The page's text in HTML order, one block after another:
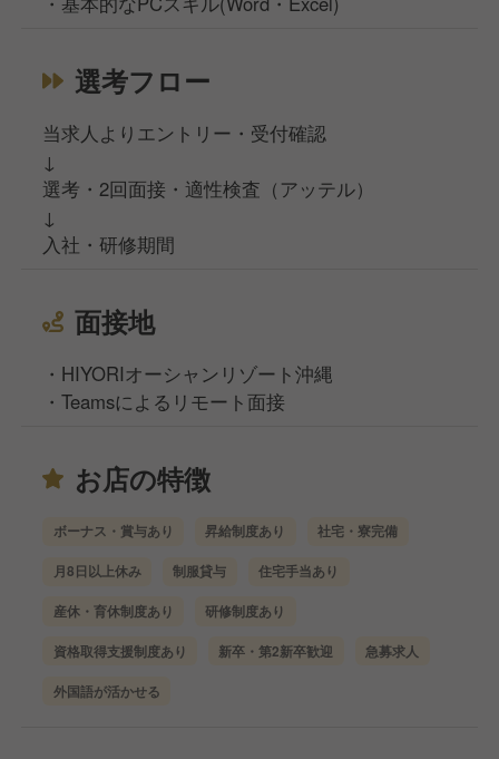
選考フロー
当求人よりエントリー・受付確認
↓
選考・2回面接・適性検査（アッテル）
↓
入社・研修期間
面接地
・HIYORIオーシャンリゾート沖縄
・Teamsによるリモート面接
お店の特徴
ボーナス・賞与あり 昇給制度あり 社宅・寮完備
月8日以上休み 制服貸与 住宅手当あり
産休・育休制度あり 研修制度あり
資格取得支援制度あり 新卒・第2新卒歓迎 急募求人
外国語が活かせる